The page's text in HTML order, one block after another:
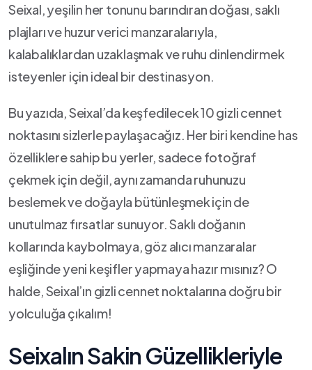
Seixal, yeşilin ‍her tonunu barındıran doğası, saklı
plajları ve huzur verici manzaralarıyla,
kalabalıklardan ‌uzaklaşmak ve ruhu dinlendirmek
isteyenler için ideal bir destinasyon.
Bu yazıda, Seixal’da keşfedilecek 10 ⁢gizli cennet
noktasını sizlerle paylaşacağız. Her biri kendine ‌has
özelliklere ​sahip bu ⁢yerler, sadece fotoğraf⁤
çekmek için değil, aynı zamanda ⁣ruhunuzu
beslemek ve doğayla bütünleşmek⁤ için ‌de‍
unutulmaz fırsatlar sunuyor. Saklı ⁤doğanın
kollarında kaybolmaya, göz alıcı manzaralar
‍eşliğinde yeni keşifler ⁤yapmaya hazır mısınız? O
halde, Seixal’ın gizli cennet noktalarına doğru bir
yolculuğa çıkalım!
Seixalın Sakin Güzellikleriyle